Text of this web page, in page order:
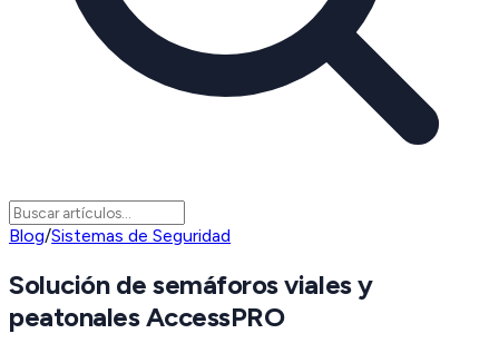
Blog/Sistemas de Seguridad
Solución de semáforos viales y
peatonales AccessPRO